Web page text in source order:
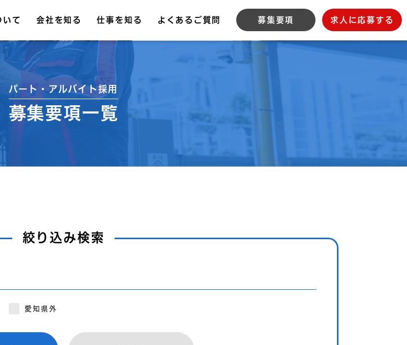
いて 会社を知る 仕事を知る よくあるご質問 募集要項 求人に応募する
パート・アルバイト採用
募集要項一覧
絞り込み検索
愛知県外